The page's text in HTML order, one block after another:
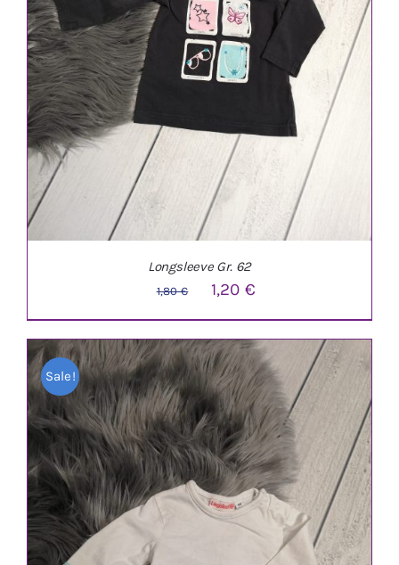
IN DEN WARENKORB / DETAILS
Longsleeve Gr. 62
1,80€
Ursprünglicher
Preis
war:
1,80 €
1,20€
Preis
ist:
1,20 €.
Sale!